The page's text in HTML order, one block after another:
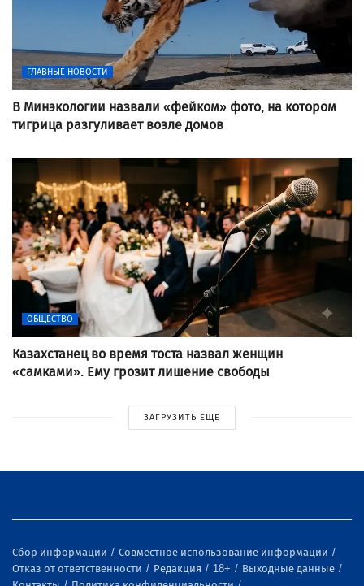
ГЛАВНЫЕ НОВОСТИ
В Минэкологии назвали «фейком» фото, на котором
тигрица разгуливает возле домов
ОБЩЕСТВО
Казахстанец во время тоста назвал женщин
«самками». Ему грозит лишение свободы
ЗАГРУЗИТЬ ЕЩЕ
Сбор информации
Совместное использование информации
Отказ от ответственности
Редакция 18+
Выходные данные